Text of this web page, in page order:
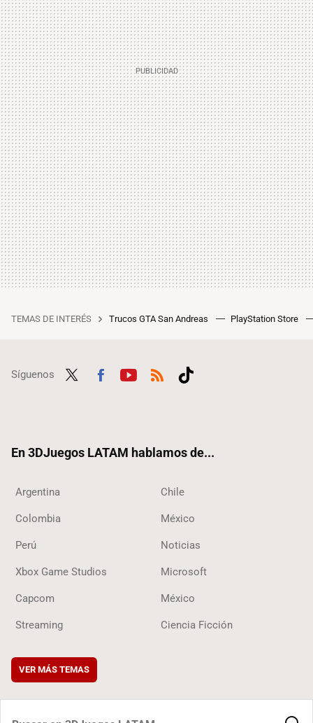
TEMAS DE INTERÉS Trucos GTA San Andreas PlayStation Store
Síguenos
En 3DJuegos LATAM hablamos de...
Argentina Chile
Colombia México
Perú Noticias
Xbox Game Studios Microsoft
Capcom México
Streaming Ciencia Ficción
VER MÁS TEMAS